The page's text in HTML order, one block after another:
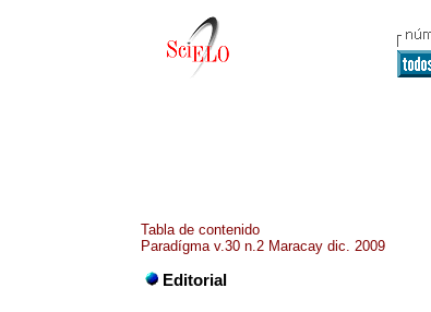
Tabla de contenido
Paradígma v.30 n.2 Maracay dic. 2009
Editorial